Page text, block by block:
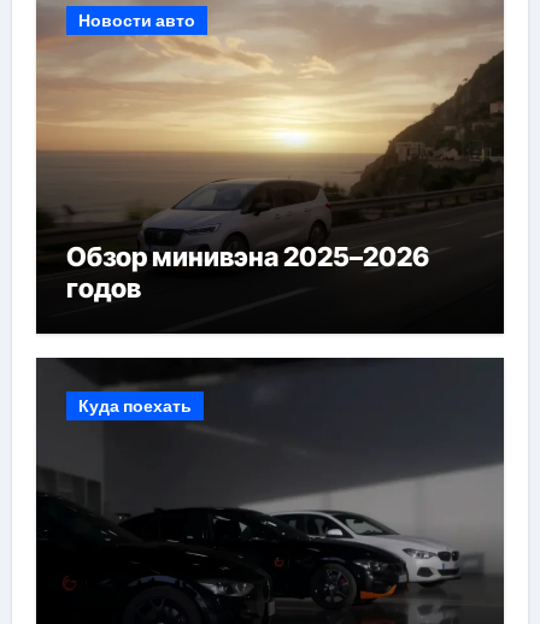
Новости авто
Обзор минивэна 2025–2026
годов
Куда поехать